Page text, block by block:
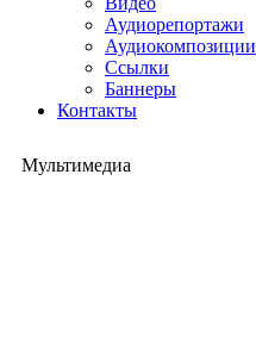
Аудиорепортажи
Аудиокомпозиции
Ссылки
Баннеры
Контакты
Мультимедиа